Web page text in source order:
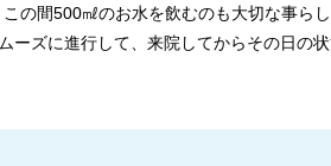
の間500㎖のお水を飲むのも大切な事ら
ズに進行して、来院してからその日の